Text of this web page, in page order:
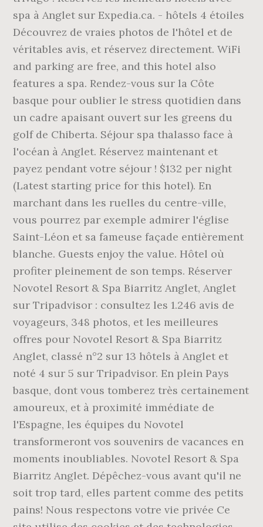
spa à Anglet sur Expedia.ca. - hôtels 4 étoiles
Découvrez de vraies photos de l'hôtel et de
véritables avis, et réservez directement. WiFi
and parking are free, and this hotel also
features a spa. Rendez-vous sur la Côte
basque pour oublier le stress quotidien dans
un cadre apaisant ouvert sur les greens du
golf de Chiberta. Séjour spa thalasso face à
l'océan à Anglet. Réservez maintenant et
payez pendant votre séjour ! $132 per night
(Latest starting price for this hotel). En
marchant dans les ruelles du centre-ville,
vous pourrez par exemple admirer l'église
Saint-Léon et sa fameuse façade entièrement
blanche. Guests enjoy the value. Hôtel où
profiter pleinement de son temps. Réserver
Novotel Resort & Spa Biarritz Anglet, Anglet
sur Tripadvisor : consultez les 1.246 avis de
voyageurs, 348 photos, et les meilleures
offres pour Novotel Resort & Spa Biarritz
Anglet, classé n°2 sur 13 hôtels à Anglet et
noté 4 sur 5 sur Tripadvisor. En plein Pays
basque, dont vous tomberez très certainement
amoureux, et à proximité immédiate de
l'Espagne, les équipes du Novotel
transformeront vos souvenirs de vacances en
moments inoubliables. Novotel Resort & Spa
Biarritz Anglet. Dépêchez-vous avant qu'il ne
soit trop tard, elles partent comme des petits
pains! Nous respectons votre vie privée Ce